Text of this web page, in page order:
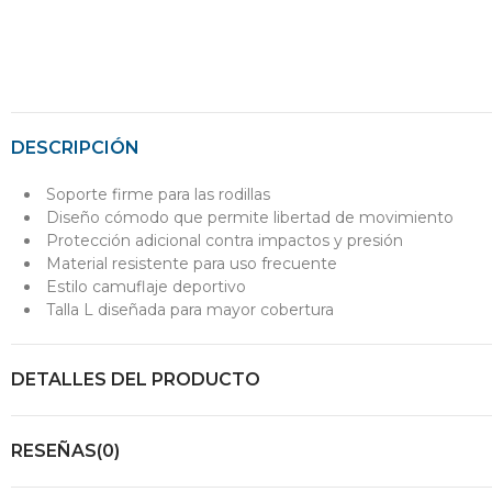
DESCRIPCIÓN
Soporte firme para las rodillas
Diseño cómodo que permite libertad de movimiento
Protección adicional contra impactos y presión
Material resistente para uso frecuente
Estilo camuflaje deportivo
Talla L diseñada para mayor cobertura
DETALLES DEL PRODUCTO
RESEÑAS(0)